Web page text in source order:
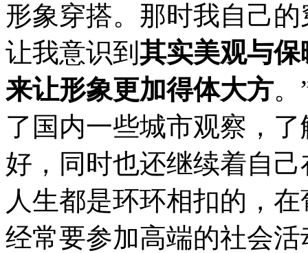
形象穿搭。那时我自己
让我意识到 其实美观与
来让形象更加得体大方
了国内一些城市观察，
好，同时也还继续着自
人生都是环环相扣的，
经常要参加高端的社会